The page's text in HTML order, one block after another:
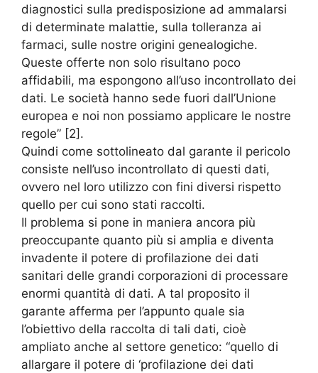
diagnostici sulla predisposizione ad ammalarsi
di determinate malattie, sulla tolleranza ai
farmaci, sulle nostre origini genealogiche.
Queste offerte non solo risultano poco
affidabili, ma espongono all’uso incontrollato dei
dati. Le società hanno sede fuori dall’Unione
europea e noi non possiamo applicare le nostre
regole” [2].
Quindi come sottolineato dal garante il pericolo
consiste nell’uso incontrollato di questi dati,
ovvero nel loro utilizzo con fini diversi rispetto
quello per cui sono stati raccolti.
Il problema si pone in maniera ancora più
preoccupante quanto più si amplia e diventa
invadente il potere di profilazione dei dati
sanitari delle grandi corporazioni di processare
enormi quantità di dati. A tal proposito il
garante afferma per l’appunto quale sia
l’obiettivo della raccolta di tali dati, cioè
ampliato anche al settore genetico: “quello di
allargare il potere di ‘profilazione dei dati